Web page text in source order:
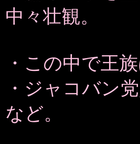
中々壮観。
・この中で王
・ジャコバン
など。